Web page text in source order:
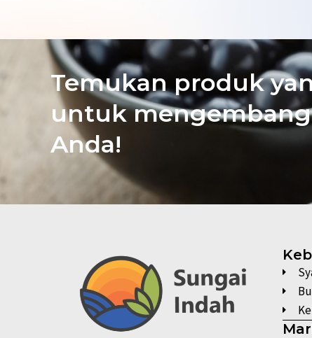
Temukan produk
untuk
Anda!